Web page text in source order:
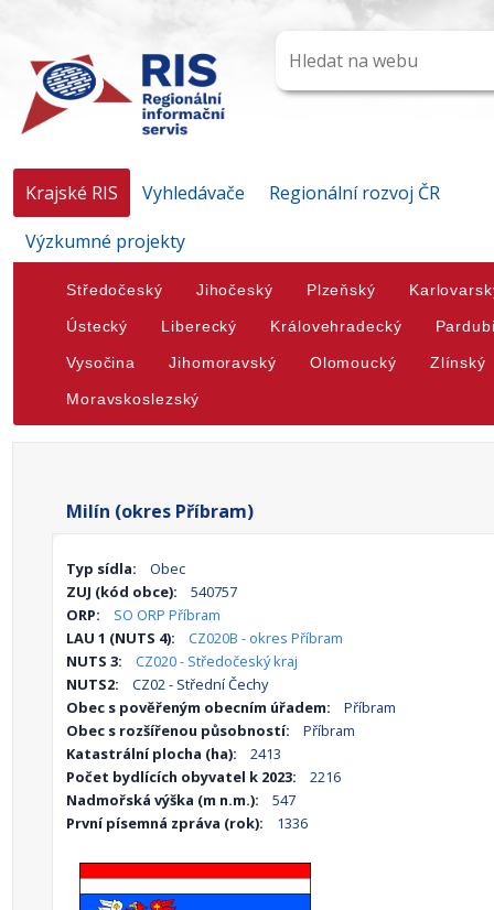
Krajské RIS Vyhledávače
Regionální rozvoj ČR
Výzkumné projekty
Středočeský Jihočeský Plzeňský
Ústecký Liberecký Královehradecký
Vysočina Jihomoravský Olomoucký Zlínský
Moravskoslezský
Milín (okres Příbram)
Typ sídla:
Obec
ZUJ (kód obce):
540757
ORP:
SO ORP Příbram
LAU 1 (NUTS 4):
CZ020B - okres Příbram
NUTS 3:
CZ020 - Středočeský kraj
NUTS2:
CZ02 - Střední Čechy
Obec s pověřeným obecním úřadem:
Příbram
Obec s rozšířenou působností:
Příbram
Katastrální plocha (ha):
2413
Počet bydlících obyvatel k 2023:
2216
Nadmořská výška (m n.m.):
547
První písemná zpráva (rok):
1336